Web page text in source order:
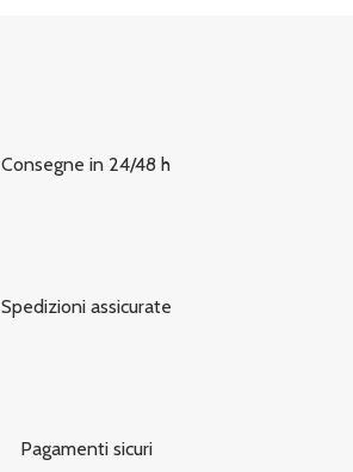
Consegne in 24/48 h
Spedizioni assicurate
Pagamenti sicuri